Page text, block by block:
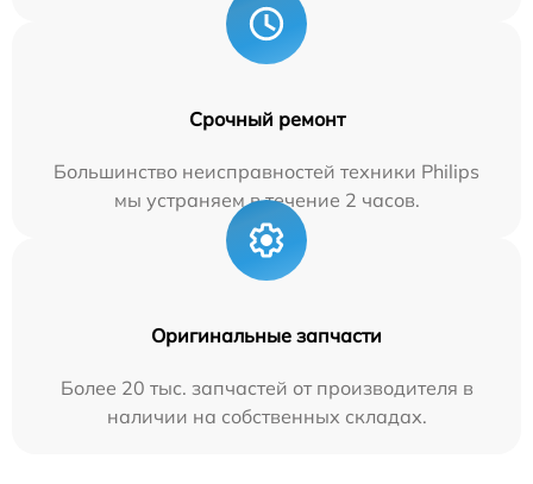
Срочный ремонт
Большинство неисправностей техники Philips
мы устраняем в течение 2 часов.
Оригинальные запчасти
Более 20 тыс. запчастей от производителя в
наличии на собственных складах.